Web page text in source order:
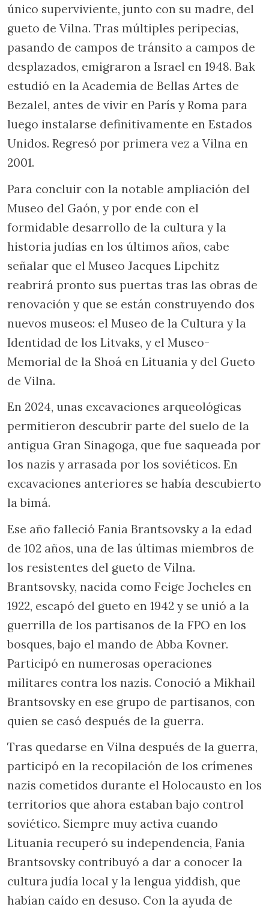
único superviviente, junto con su madre, del
gueto de Vilna. Tras múltiples peripecias,
pasando de campos de tránsito a campos de
desplazados, emigraron a Israel en 1948. Bak
estudió en la Academia de Bellas Artes de
Bezalel, antes de vivir en París y Roma para
luego instalarse definitivamente en Estados
Unidos. Regresó por primera vez a Vilna en
2001.
Para concluir con la notable ampliación del
Museo del Gaón, y por ende con el
formidable desarrollo de la cultura y la
historia judías en los últimos años, cabe
señalar que el Museo Jacques Lipchitz
reabrirá pronto sus puertas tras las obras de
renovación y que se están construyendo dos
nuevos museos: el Museo de la Cultura y la
Identidad de los Litvaks, y el Museo-
Memorial de la Shoá en Lituania y del Gueto
de Vilna.
En 2024, unas excavaciones arqueológicas
permitieron descubrir parte del suelo de la
antigua Gran Sinagoga, que fue saqueada por
los nazis y arrasada por los soviéticos. En
excavaciones anteriores se había descubierto
la bimá.
Ese año falleció Fania Brantsovsky a la edad
de 102 años, una de las últimas miembros de
los resistentes del gueto de Vilna.
Brantsovsky, nacida como Feige Jocheles en
1922, escapó del gueto en 1942 y se unió a la
guerrilla de los partisanos de la FPO en los
bosques, bajo el mando de Abba Kovner.
Participó en numerosas operaciones
militares contra los nazis. Conoció a Mikhail
Brantsovsky en ese grupo de partisanos, con
quien se casó después de la guerra.
Tras quedarse en Vilna después de la guerra,
participó en la recopilación de los crímenes
nazis cometidos durante el Holocausto en los
territorios que ahora estaban bajo control
soviético. Siempre muy activa cuando
Lituania recuperó su independencia, Fania
Brantsovsky contribuyó a dar a conocer la
cultura judía local y la lengua yiddish, que
habían caído en desuso. Con la ayuda de